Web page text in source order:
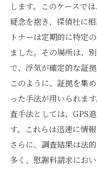
します。このケースで
疑念を抱き、探偵社に
トナーは定期的に特定
ました。その場所は、
で、浮気が確定的な証
このように、証拠を集
った手法が用いられま
査手法としては、GPS
す。これらは迅速に情
さらに、調査結果は法
多く、慰謝料請求にお